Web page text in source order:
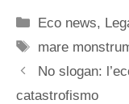
Categorie
Eco news,
Tag
mare
No slogan:
catastrofismo